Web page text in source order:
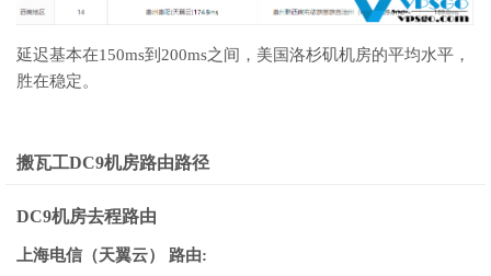
延迟基本在150ms到200ms之间，美国洛杉矶机房的平均水平，
胜在稳定。
搬瓦工DC9机房路由路径
DC9机房去程路由
上海电信（天翼云） 路由: